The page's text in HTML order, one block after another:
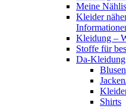
Meine
Kleider
Kleidung –
Stoffe für
Da-Kleidung
Blusen
Shirts